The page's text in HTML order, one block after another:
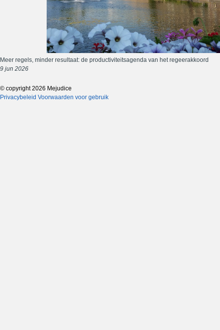
Meer regels, minder resultaat: de productiviteitsagenda van het regeerakkoord
9 jun 2026
© copyright 2026 Mejudice
Privacybeleid Voorwaarden voor gebruik